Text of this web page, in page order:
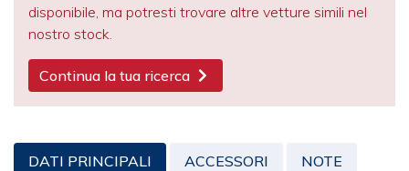
disponibile, ma potresti trovare altre vetture simili nel
nostro stock.
Continua la tua ricerca
DATI PRINCIPALI ACCESSORI NOTE